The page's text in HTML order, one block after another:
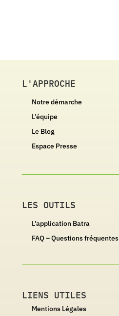
L'APPROCHE
Notre démarche
L’équipe
Le Blog
Espace Presse
LES OUTILS
L’application Batra
FAQ – Questions fréquentes
LIENS UTILES
Mentions Légales